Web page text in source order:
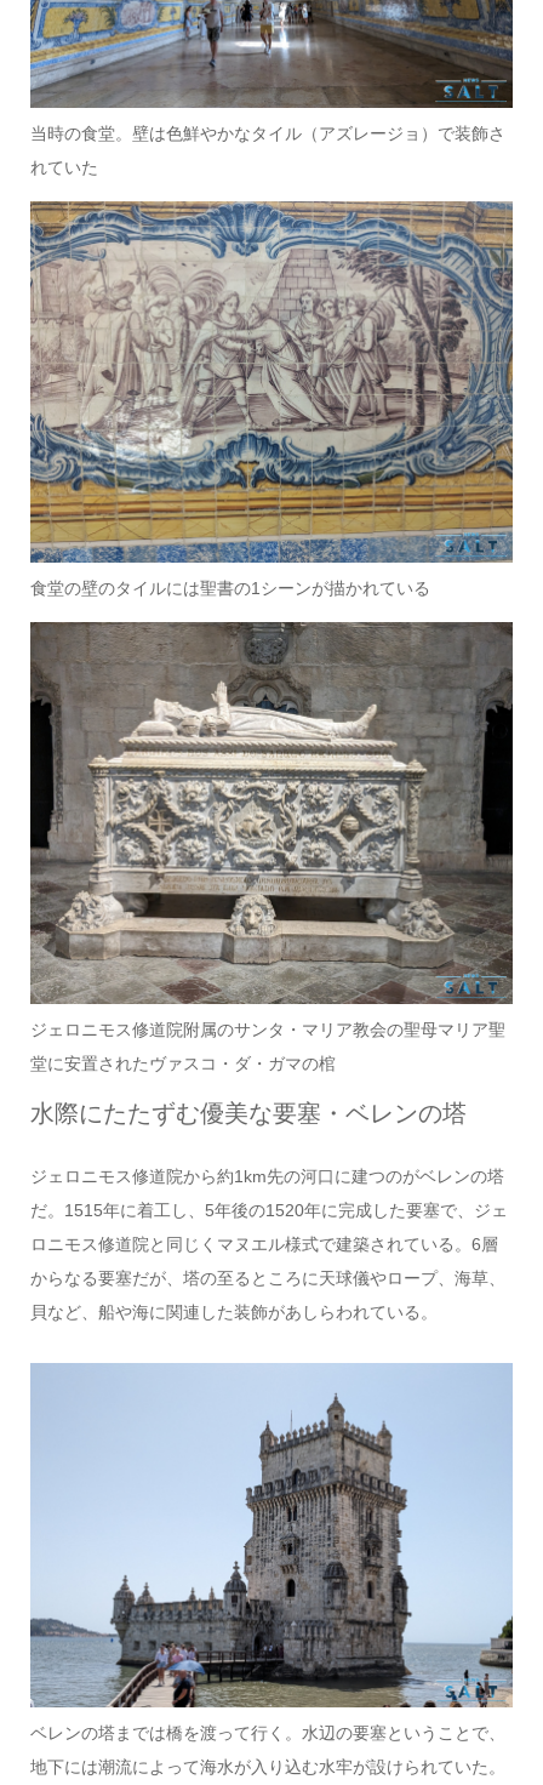
当時の食堂。壁は色鮮やかなタイル（アズレージョ）で装飾さ
れていた
食堂の壁のタイルには聖書の1シーンが描かれている
ジェロニモス修道院附属のサンタ・マリア教会の聖母マリア聖
堂に安置されたヴァスコ・ダ・ガマの棺
水際にたたずむ優美な要塞・ベレンの塔
ジェロニモス修道院から約1km先の河口に建つのがベレンの塔
だ。1515年に着工し、5年後の1520年に完成した要塞で、ジェ
ロニモス修道院と同じくマヌエル様式で建築されている。6層
からなる要塞だが、塔の至るところに天球儀やロープ、海草、
貝など、船や海に関連した装飾があしらわれている。
ベレンの塔までは橋を渡って行く。水辺の要塞ということで、
地下には潮流によって海水が入り込む水牢が設けられていた。